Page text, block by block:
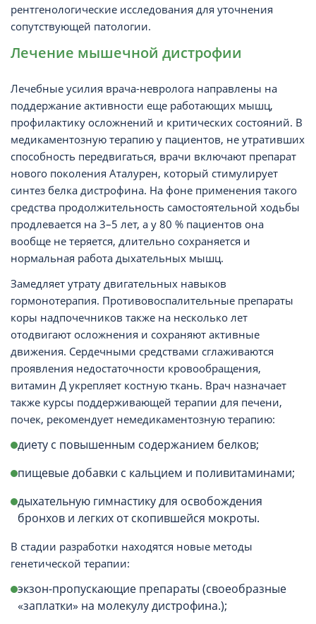
рентгенологические исследования для уточнения
сопутствующей патологии.
Лечение мышечной дистрофии
Лечебные усилия врача-невролога направлены на
поддержание активности еще работающих мышц,
профилактику осложнений и критических состояний. В
медикаментозную терапию у пациентов, не утративших
способность передвигаться, врачи включают препарат
нового поколения Аталурен, который стимулирует
синтез белка дистрофина. На фоне применения такого
средства продолжительность самостоятельной ходьбы
продлевается на 3–5 лет, а у 80 % пациентов она
вообще не теряется, длительно сохраняется и
нормальная работа дыхательных мышц.
Замедляет утрату двигательных навыков
гормонотерапия. Противовоспалительные препараты
коры надпочечников также на несколько лет
отодвигают осложнения и сохраняют активные
движения. Сердечными средствами сглаживаются
проявления недостаточности кровообращения,
витамин Д укрепляет костную ткань. Врач назначает
также курсы поддерживающей терапии для печени,
почек, рекомендует немедикаментозную терапию:
диету с повышенным содержанием белков;
пищевые добавки с кальцием и поливитаминами;
дыхательную гимнастику для освобождения
бронхов и легких от скопившейся мокроты.
В стадии разработки находятся новые методы
генетической терапии:
экзон-пропускающие препараты (своеобразные
«заплатки» на молекулу дистрофина.);